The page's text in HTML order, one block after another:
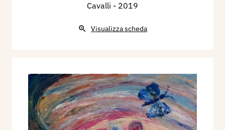
Cavalli - 2019
Visualizza scheda